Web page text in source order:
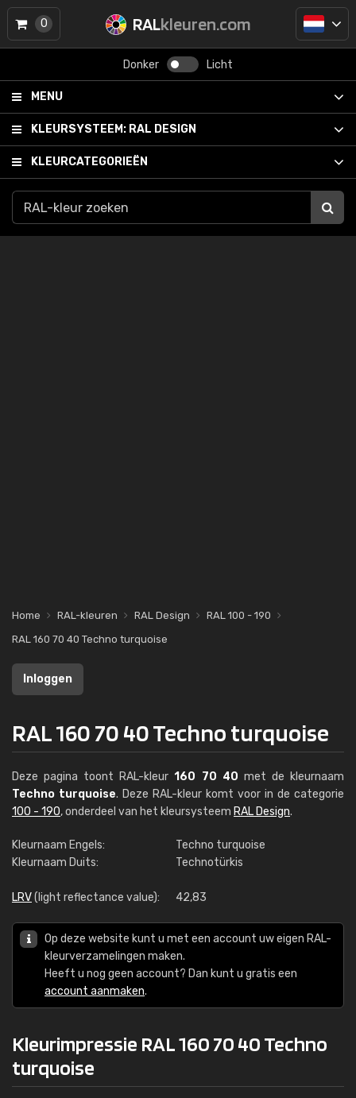
RALkleuren.com
Donker Licht
MENU
KLEURSYSTEEM: RAL DESIGN
KLEURCATEGORIEËN
0
Home RAL-kleuren RAL Design
RAL 100 - 190
RAL 160 70 40 Techno turquoise
Inloggen
RAL 160 70 40 Techno turquoise
Deze pagina toont RAL-kleur160 70 40 met de kleurnaam
Techno turquoise. Deze RAL-kleur komt voor in de categorie
100 - 190, onderdeel van het kleursysteem RAL Design.
Kleurnaam Engels:
Techno turquoise
Kleurnaam Duits:
Technotürkis
LRV(light reflectance value): 42,83
Op deze website kunt u met een account uw eigen RAL-
kleurverzamelingen maken.
Heeft u nog geen account? Dan kunt u gratis een
account aanmaken.
Kleurimpressie RAL 160 70 40 Techno
turquoise